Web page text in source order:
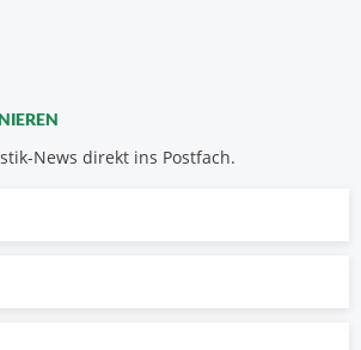
News direkt ins Postfach.